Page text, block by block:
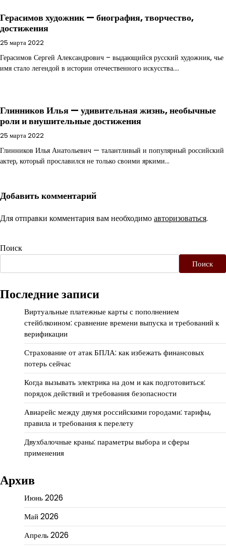
Герасимов художник — биография, творчество,
достижения
25 марта 2022
Герасимов Сергей Александрович – выдающийся русский художник, чье
имя стало легендой в истории отечественного искусства.…
Глинников Илья — удивительная жизнь, необычные
роли и внушительные достижения
25 марта 2022
Глинников Илья Анатольевич — талантливый и популярный российский
актер, который прославился не только своими яркими…
Добавить комментарий
Для отправки комментария вам необходимоавторизоваться.
Поиск
Поиск
Последние записи
Виртуальные платежные карты с пополнением
стейблкоином: сравнение времени выпуска и требований к
верификации
Страхование от атак БПЛА: как избежать финансовых
потерь сейчас
Когда вызывать электрика на дом и как подготовиться:
порядок действий и требования безопасности
Авиарейс между двумя российскими городами: тарифы,
правила и требования к перелету
Двухбалочные краны: параметры выбора и сферы
применения
Архив
Июнь 2026
Май 2026
Апрель 2026